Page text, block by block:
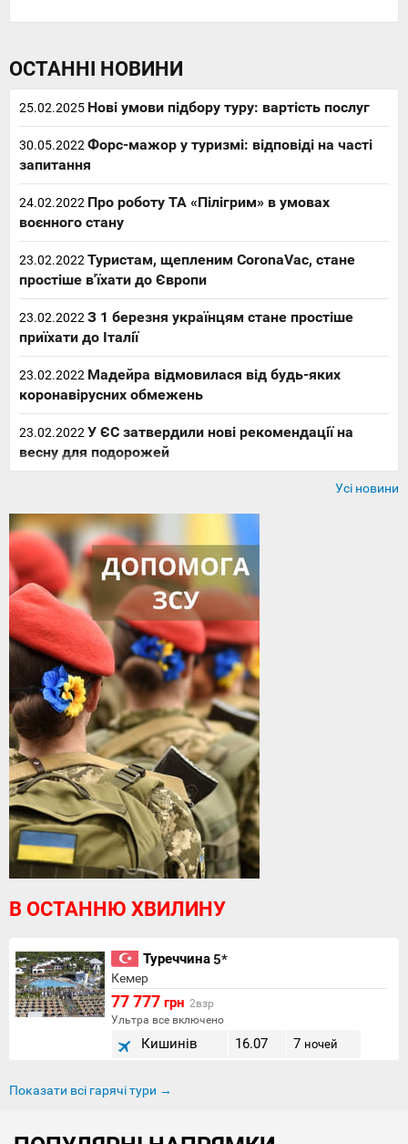
ОСТАННІ НОВИНИ
25.02.2025 Нові умови підбору туру: вартість послуг
30.05.2022 Форс-мажор у туризмі: відповіді на часті
запитання
24.02.2022 Про роботу ТА «Пілігрим» в умовах
воєнного стану
23.02.2022 Туристам, щепленим CoronaVac, стане
простіше в'їхати до Європи
23.02.2022 З 1 березня українцям стане простіше
приїхати до Італії
23.02.2022 Мадейра відмовилася від будь-яких
коронавірусних обмежень
23.02.2022 У ЄС затвердили нові рекомендації на
весну для подорожей
Усі новини
В ОСТАННЮ ХВИЛИНУ
Туреччина5*
Кемер
77 777 грн 2взр
Ультра все включено
Кишинів 16.07 7 ночей
Показати всі гарячі тури →